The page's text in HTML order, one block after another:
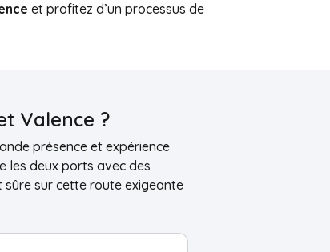
et profitez d’un processus de
Valence ?
présence et expérience
les deux ports avec des
sur cette route exigeante